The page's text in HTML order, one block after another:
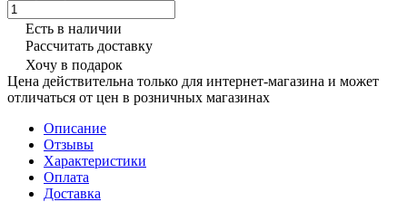
Есть в наличии
Рассчитать доставку
Хочу в подарок
Цена действительна только для интернет-магазина и может
отличаться от цен в розничных магазинах
Описание
Отзывы
Характеристики
Оплата
Доставка